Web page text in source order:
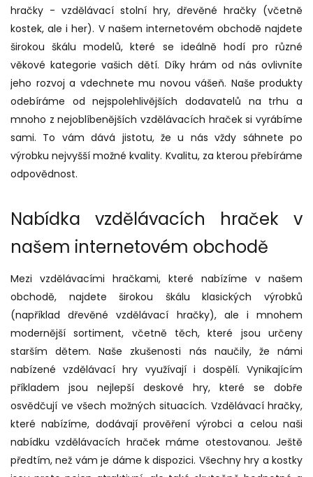
hračky - vzdělávací stolní hry, dřevěné hračky (včetně
kostek, ale i her). V našem internetovém obchodě najdete
širokou škálu modelů, které se ideálně hodí pro různé
věkové kategorie vašich dětí. Díky hrám od nás ovlivníte
jeho rozvoj a vdechnete mu novou vášeň. Naše produkty
odebíráme od nejspolehlivějších dodavatelů na trhu a
mnoho z nejoblíbenějších vzdělávacích hraček si vyrábíme
sami. To vám dává jistotu, že u nás vždy sáhnete po
výrobku nejvyšší možné kvality. Kvalitu, za kterou přebíráme
odpovědnost.
Nabídka vzdělávacích hraček v
našem internetovém obchodě
Mezi vzdělávacími hračkami, které nabízíme v našem
obchodě, najdete širokou škálu klasických výrobků
(například dřevěné vzdělávací hračky), ale i mnohem
modernější sortiment, včetně těch, které jsou určeny
starším dětem. Naše zkušenosti nás naučily, že námi
nabízené vzdělávací hry využívají i dospělí. Vynikajícím
příkladem jsou nejlepší deskové hry, které se dobře
osvědčují ve všech možných situacích. Vzdělávací hračky,
které nabízíme, dodávají prověření výrobci a celou naši
nabídku vzdělávacích hraček máme otestovanou. Ještě
předtím, než vám je dáme k dispozici. Všechny hry a kostky